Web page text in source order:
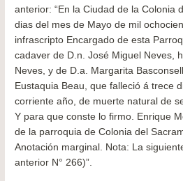
anterior: “En la Ciudad de la Colonia
dias del mes de Mayo de mil
infrascripto Encargado de esta
cadaver de D.n. José Miguel Neves,
Neves, y de D.a. Margarita
Eustaquia Beau, que falleció á trece
corriente año, de muerte natural de
Y para que conste lo firmo. Enrique
de la parroquia de Colonia del
Anotación marginal. Nota: La
anterior N° 266)”.